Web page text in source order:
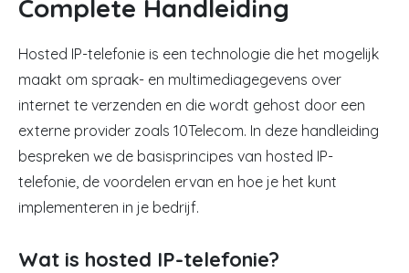
Complete Handleiding
Hosted IP-telefonie is een technologie die het mogelijk
maakt om spraak- en multimediagegevens over
internet te verzenden en die wordt gehost door een
externe provider zoals 10Telecom. In deze handleiding
bespreken we de basisprincipes van hosted IP-
telefonie, de voordelen ervan en hoe je het kunt
implementeren in je bedrijf.
Wat is hosted IP-telefonie?